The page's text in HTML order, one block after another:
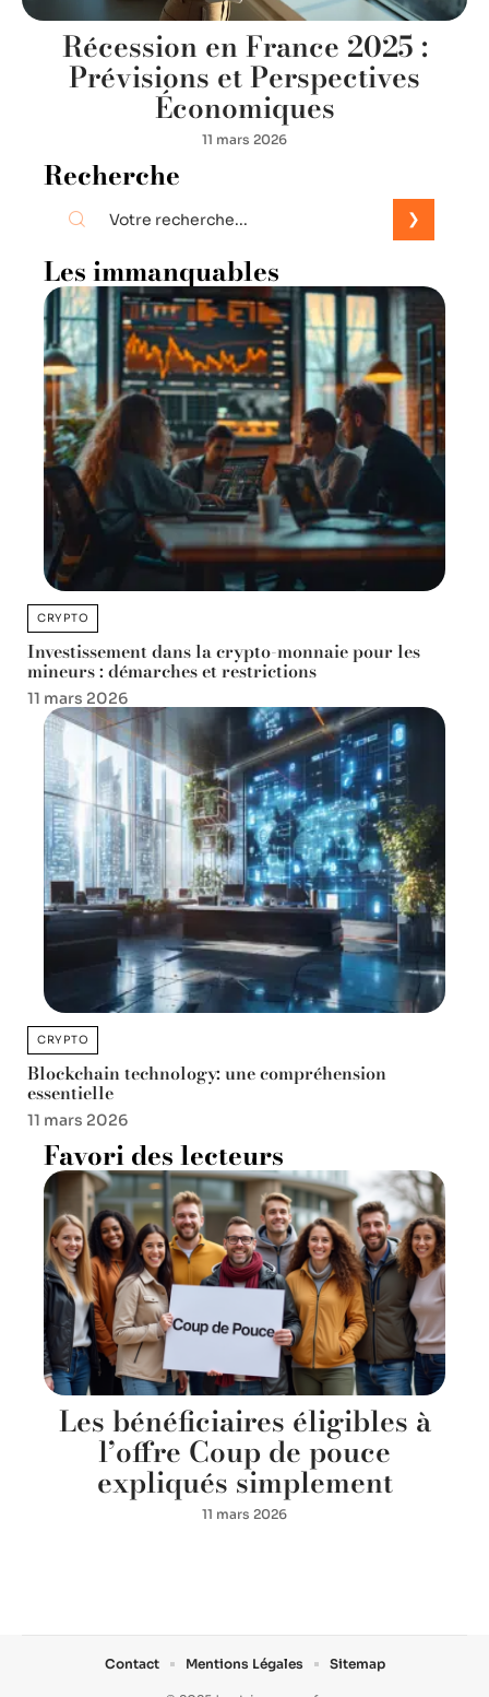
Récession en France 2025 :
Prévisions et Perspectives
Économiques
11 mars 2026
Recherche
Les immanquables
CRYPTO
Investissement dans la crypto-monnaie pour les
mineurs : démarches et restrictions
11 mars 2026
CRYPTO
Blockchain technology: une compréhension
essentielle
11 mars 2026
Favori des lecteurs
Les bénéficiaires éligibles à
l’offre Coup de pouce
expliqués simplement
11 mars 2026
Contact Mentions Légales Sitemap